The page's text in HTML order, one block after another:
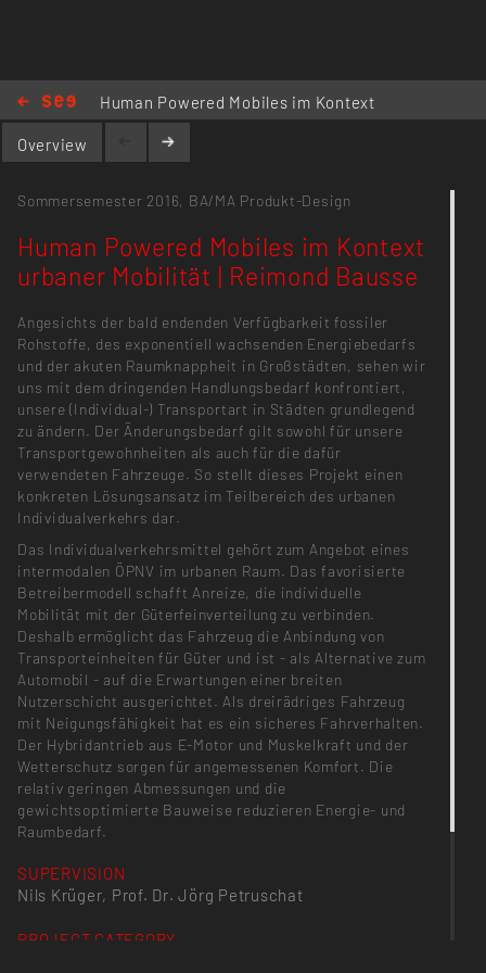
Human Powered Mobiles im Kontext
urbaner Mobilität | Reimond Bausse
Overview
Sommersemester 2016, BA/MA Produkt-Design
Human Powered Mobiles im Kontext
urbaner Mobilität | Reimond Bausse
Angesichts der bald endenden Verfügbarkeit fossiler
Rohstoffe, des exponentiell wachsenden Energiebedarfs
und der akuten Raumknappheit in Großstädten, sehen wir
uns mit dem dringenden Handlungsbedarf konfrontiert,
unsere (Individual-) Transportart in Städten grundlegend
zu ändern. Der Änderungsbedarf gilt sowohl für unsere
Transportgewohnheiten als auch für die dafür
verwendeten Fahrzeuge. So stellt dieses Projekt einen
konkreten Lösungsansatz im Teilbereich des urbanen
Individualverkehrs dar.
Das Individualverkehrsmittel gehört zum Angebot eines
intermodalen ÖPNV im urbanen Raum. Das favorisierte
Betreibermodell schafft Anreize, die individuelle
Mobilität mit der Güterfeinverteilung zu verbinden.
Deshalb ermöglicht das Fahrzeug die Anbindung von
Transporteinheiten für Güter und ist - als Alternative zum
Automobil - auf die Erwartungen einer breiten
Nutzerschicht ausgerichtet. Als dreirädriges Fahrzeug
mit Neigungsfähigkeit hat es ein sicheres Fahrverhalten.
Der Hybridantrieb aus E-Motor und Muskelkraft und der
Wetterschutz sorgen für angemessenen Komfort. Die
relativ geringen Abmessungen und die
gewichtsoptimierte Bauweise reduzieren Energie- und
Raumbedarf.
SUPERVISION
Nils Krüger, Prof. Dr. Jörg Petruschat
PROJECT CATEGORY